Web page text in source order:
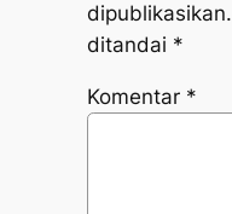
dipublikasikan.
ditandai *
Komentar *